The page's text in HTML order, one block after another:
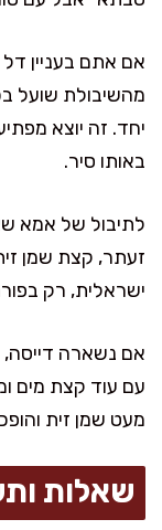
אם אתם בעניין
מהשיבולת שועל
יחד. זה יוצא
באותו סיר.
לתיבול של אמא
זעתר, קצת שמן
ישראלית, רק
אם נשארה
עם עוד קצת מים
מעט שמן זית
שאלות